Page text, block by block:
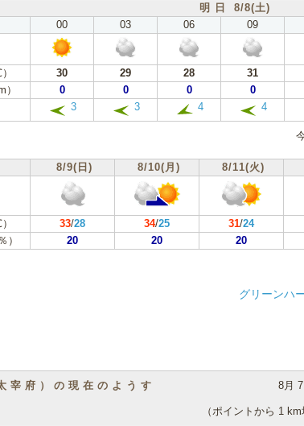
明 日 8/8(土)
00 03 06 09
30 29 28 31
0 0 0 0
3 3 4 4
8/9(日) 8/10(月) 8/11(火)
33/28 34/25 31/24
）
20 20 20
グリーンハ
宰府）の現在のようす 8月
（ポイントから 1 km